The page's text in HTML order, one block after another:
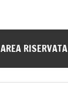
AREA RISERVATA